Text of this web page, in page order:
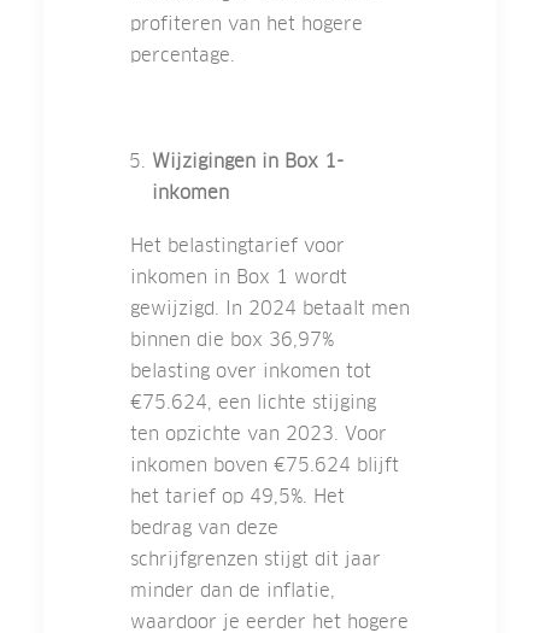
profiteren van het hogere
percentage.
Wijzigingen in Box 1-
inkomen
Het belastingtarief voor
inkomen in Box 1 wordt
gewijzigd. In 2024 betaalt men
binnen die box 36,97%
belasting over inkomen tot
€75.624, een lichte stijging
ten opzichte van 2023. Voor
inkomen boven €75.624 blijft
het tarief op 49,5%. Het
bedrag van deze
schrijfgrenzen stijgt dit jaar
minder dan de inflatie,
waardoor je eerder het hogere